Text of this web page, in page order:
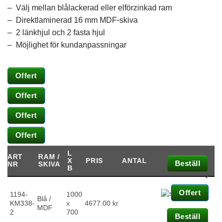
– Välj mellan blålackerad eller elförzinkad ram
– Direktlaminerad 16 mm MDF-skiva
– 2 länkhjul och 2 fasta hjul
– Möjlighet för kundanpassningar
Offert
Offert
Offert
Offert
ART
NR
RAM /
SKIVA
L
X
B
PRIS ANTAL
1194-
KM338-
2
Blå /
MDF
1000
x
700
4677.00 kr
Beställ
✓
Offert
Beställ
hemsidan
över
taget ska
fungera.
Statistik